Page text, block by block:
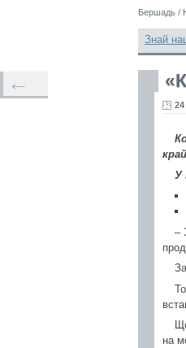
Бершадь /
Знай
У
–
на
←